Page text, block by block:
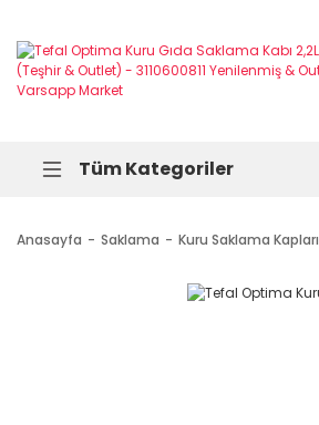
Tüm Kategoriler
Anasayfa Saklama Kuru Saklama Kapları